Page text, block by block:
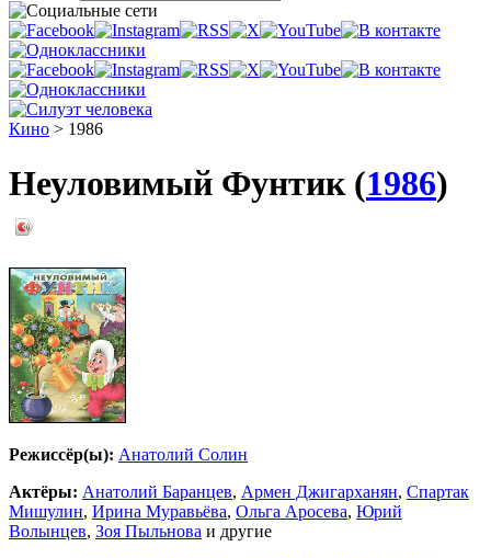
Кино > 1986
Неуловимый Фунтик (1986)
Режиссёр(ы): Анатолий Солин
Актёры: Анатолий Баранцев, Армен Джигарханян, Спартак
Мишулин, Ирина Муравьёва, Ольга Аросева, Юрий
Волынцев, Зоя Пыльнова и другие